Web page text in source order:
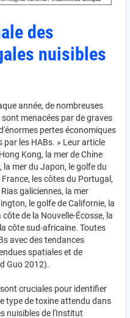
des
nuisibles
année, de nombreuses
menacées par de graves
pertes économiques
par les HABs. » Leur article
Kong, la mer de Chine
la mer du Japon, le golfe du
les côtes du Portugal,
galiciennes, la mer
le golfe de Californie, la
de la Nouvelle-Écosse, la
côte sud-africaine. Toutes
avec des tendances
spatiales et de
Guo 2012).
cruciales pour identifier
type de toxine attendu dans
nuisibles de l'Institut